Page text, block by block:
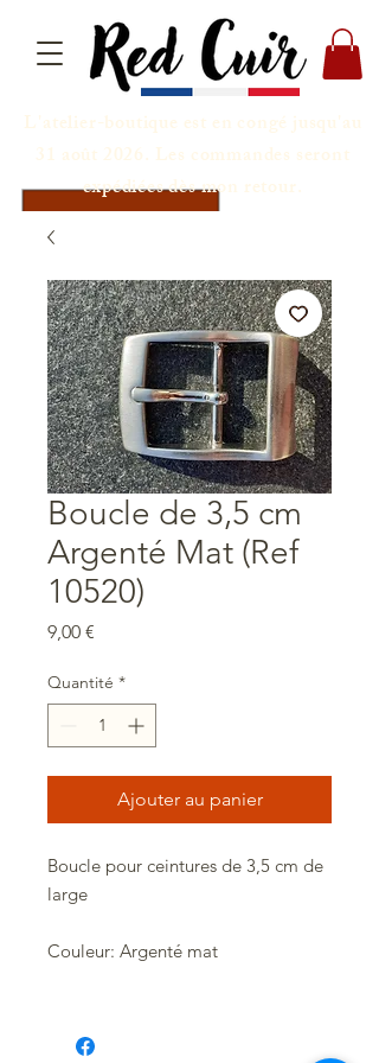
L'atelier-boutique est en congé jusqu'au
31 août 2026. Les commandes seront
expédiées dès mon retour.
Boucle de 3,5 cm
Argenté Mat (Ref
10520)
9,00 €
Quantité *
Ajouter au panier
Boucle pour ceintures de 3,5 cm de
large
Couleur: Argenté mat